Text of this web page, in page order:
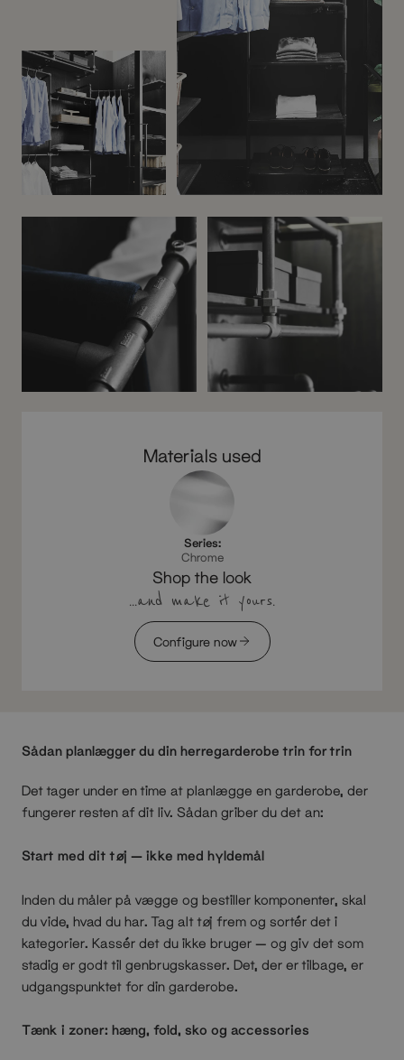
After
Materials used
Series:
Chrome
Shop the look
...and make it yours.
Configure now
Sådan planlægger du din herregarderobe trin for trin
Det tager under en time at planlægge en garderobe, der
fungerer resten af dit liv. Sådan griber du det an:
Start med dit tøj — ikke med hyldemål
Inden du måler på vægge og bestiller komponenter, skal
du vide, hvad du har. Tag alt tøj frem og sortér det i
kategorier. Kassér det du ikke bruger — og giv det som
stadig er godt til genbrugskasser. Det, der er tilbage, er
udgangspunktet for din garderobe.
Tænk i zoner: hæng, fold, sko og accessories